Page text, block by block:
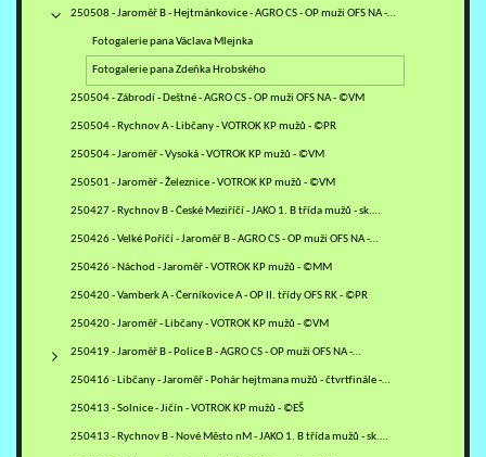
250508 - Jaroměř B - Hejtmánkovice - AGRO CS - OP muži OFS NA -…
Fotogalerie pana Václava Mlejnka
Fotogalerie pana Zdeňka Hrobského
250504 - Zábrodí - Deštné - AGRO CS - OP muži OFS NA - ©VM
250504 - Rychnov A - Libčany - VOTROK KP mužů - ©PR
250504 - Jaroměř - Vysoká - VOTROK KP mužů - ©VM
250501 - Jaroměř - Železnice - VOTROK KP mužů - ©VM
250427 - Rychnov B - České Meziříčí - JAKO 1. B třída mužů - sk.…
250426 - Velké Poříčí - Jaroměř B - AGRO CS - OP muži OFS NA -…
250426 - Náchod - Jaroměř - VOTROK KP mužů - ©MM
250420 - Vamberk A - Černíkovice A - OP II. třídy OFS RK - ©PR
250420 - Jaroměř - Libčany - VOTROK KP mužů - ©VM
250419 - Jaroměř B - Police B - AGRO CS - OP muži OFS NA -…
250416 - Libčany - Jaroměř - Pohár hejtmana mužů - čtvrtfinále -…
250413 - Solnice - Jičín - VOTROK KP mužů - ©EŠ
250413 - Rychnov B - Nové Město nM - JAKO 1. B třída mužů - sk.…